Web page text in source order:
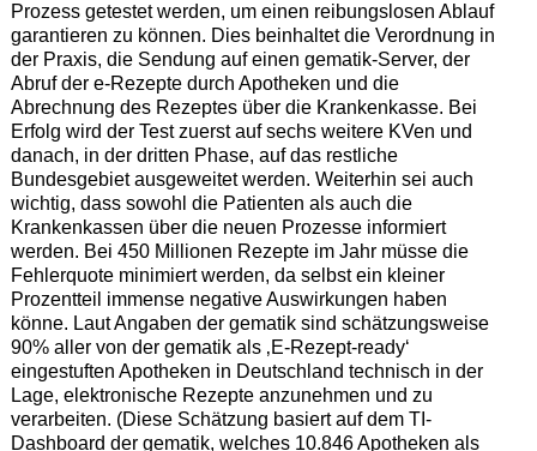
Prozess getestet werden, um einen reibungslosen Ablauf
garantieren zu können. Dies beinhaltet die Verordnung in
der Praxis, die Sendung auf einen gematik-Server, der
Abruf der e-Rezepte durch Apotheken und die
Abrechnung des Rezeptes über die Krankenkasse. Bei
Erfolg wird der Test zuerst auf sechs weitere KVen und
danach, in der dritten Phase, auf das restliche
Bundesgebiet ausgeweitet werden. Weiterhin sei auch
wichtig, dass sowohl die Patienten als auch die
Krankenkassen über die neuen Prozesse informiert
werden. Bei 450 Millionen Rezepte im Jahr müsse die
Fehlerquote minimiert werden, da selbst ein kleiner
Prozentteil immense negative Auswirkungen haben
könne. Laut Angaben der gematik sind schätzungsweise
90% aller von der gematik als ‚E-Rezept-ready‘
eingestuften Apotheken in Deutschland technisch in der
Lage, elektronische Rezepte anzunehmen und zu
verarbeiten. (Diese Schätzung basiert auf dem TI-
Dashboard der gematik, welches 10.846 Apotheken als